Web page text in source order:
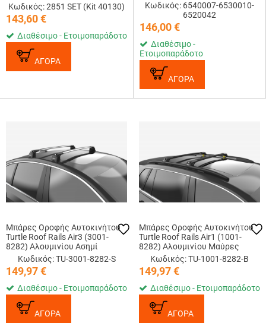
Κωδικός: 2851 SET (Kit 40130)
143,60€
Διαθέσιμο - Ετοιμοπαράδοτο
ΑΓΟΡΑ
Κωδικός: 6540007-6530010-
6520042
146,00€
Διαθέσιμο -
Ετοιμοπαράδοτο
ΑΓΟΡΑ
Μπάρες Οροφής Αυτοκινήτου
Turtle Roof Rails Air3 (3001-
8282) Αλουμινίου Ασημί
Κωδικός: TU-3001-8282-S
149,97€
Διαθέσιμο - Ετοιμοπαράδοτο
ΑΓΟΡΑ
Μπάρες Οροφής Αυτοκινήτου
Turtle Roof Rails Air1 (1001-
8282) Αλουμινίου Μαύρες
Κωδικός: TU-1001-8282-B
149,97€
Διαθέσιμο - Ετοιμοπαράδοτο
ΑΓΟΡΑ